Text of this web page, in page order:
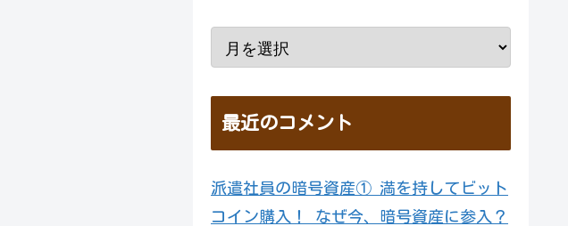
最近のコメント
派遣社員の暗号資産① 満を持してビット
コイン購入！ なぜ今、暗号資産に参入？